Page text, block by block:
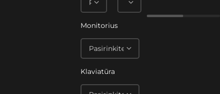
Monitorius
Klaviatūra